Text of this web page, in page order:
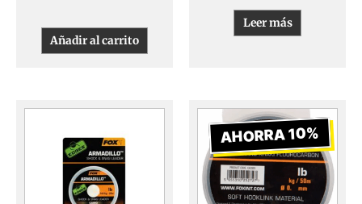
Añadir al carrito
Leer más
Este
múltiples
AHORRA 10%
El
precio
original
era:
€11,99.
El
es: